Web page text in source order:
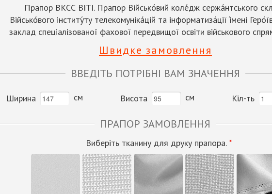
Прапор ВКСС ВІТІ. Прапор Військо́вий коле́дж сержа́нтського
Військо́вого інститу́ту телекомуніка́цій та інформатиза́ції і́мені
заклад спеціалізованої фахової передвищої освіти військового
Швидке замовлення
ВВЕДІТЬ ПОТРІБНІ ВАМ ЗНАЧЕННЯ
Ширина см Висота см Кіл-ть
ПРАПОР ЗАМОВЛЕННЯ
Виберіть тканину для друку прапора. *